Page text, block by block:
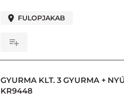
FULOPJAKAB
GYURMA KLT. 3 GYURMA +
KR9448